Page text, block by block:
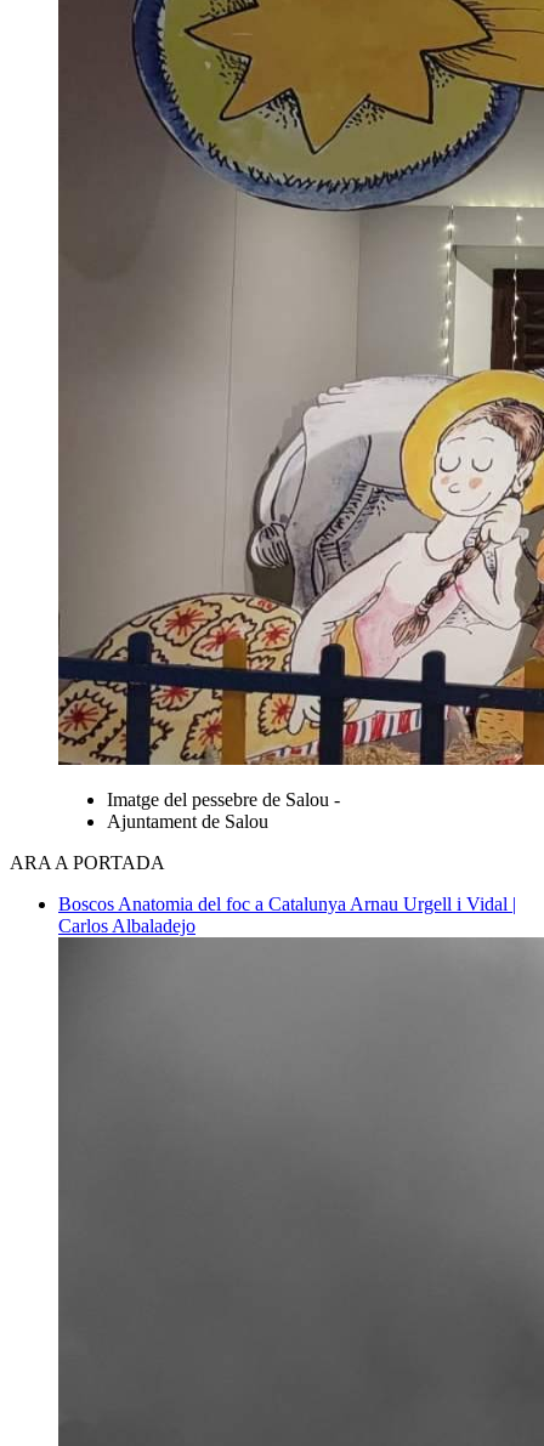
Imatge del pessebre de Salou -
Ajuntament de Salou
ARA A PORTADA
Boscos Anatomia del foc a Catalunya Arnau Urgell i Vidal |
Carlos Albaladejo